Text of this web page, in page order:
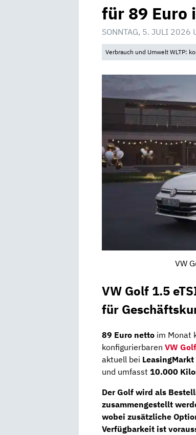
für 89 Euro
SONNTAG, 5. JULI 2026
Verbrauch und Umwelt WLTP:
VW
VW Golf 1.5
für
89 Euro netto im Monat
konfigurierbaren VW Golf
aktuell bei LeasingMarkt
und umfasst 10.000
Der Golf wird als
zusammengestellt
wobei zusätzliche
Verfügbarkeit ist